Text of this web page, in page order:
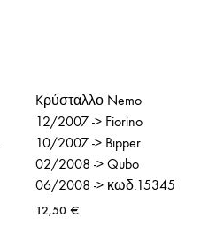
Kρύσταλλο Nemo
12/2007 -> Fiorino
10/2007 -> Bipper
02/2008 -> Qubo
06/2008 -> κωδ.15345
12,50 €